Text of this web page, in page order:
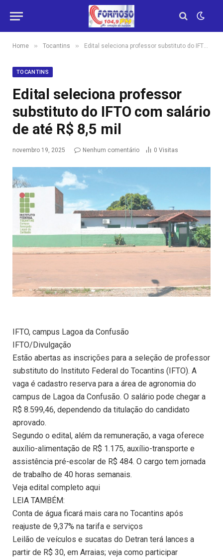
Home » Tocantins » Edital seleciona professor substituto do IFTO com salário de até R$ 8,5 mil
TOCANTINS
Edital seleciona professor
substituto do IFTO com salário
de até R$ 8,5 mil
novembro 19, 2025 Nenhum comentário 0 Visitas
IFTO, campus Lagoa da Confusão
IFTO/Divulgação
Estão abertas as inscrições para a seleção de professor
substituto do Instituto Federal do Tocantins (IFTO). A
vaga é cadastro reserva para a área de agronomia do
campus de Lagoa da Confusão. O salário pode chegar a
R$ 8.599,46, dependendo da titulação do candidato
aprovado.
Segundo o edital, além da remuneração, a vaga oferece
auxílio-alimentação de R$ 1.175, auxílio-transporte e
assistência pré-escolar de R$ 484. O cargo tem jornada
de trabalho de 40 horas semanais.
Veja edital completo aqui
LEIA TAMBÉM:
Conta de água ficará mais cara no Tocantins após
reajuste de 9,37% na tarifa e serviços
Leilão de veículos e sucatas do Detran terá lances a
partir de R$ 30, em Arraias; veja como participar